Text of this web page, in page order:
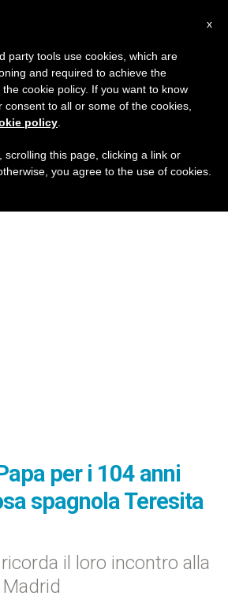
per i 104 anni
spagnola Teresita
il loro incontro alla
x
party tools use cookies, which are
and required to achieve the
cookie policy. If you want to know
to all or some of the cookies,
policy
scrolling this page, clicking a link or
you agree to the use of cookies.